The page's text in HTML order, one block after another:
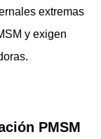
extremas
y exigen
PMSM